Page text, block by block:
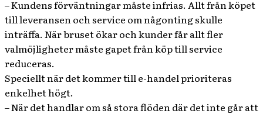
– Kundens förväntningar måste infrias. Allt från köpet
till leveransen och service om någonting skulle
inträffa. När bruset ökar och kunder får allt fler
valmöjligheter måste gapet från köp till service
reduceras.
Speciellt när det kommer till e-handel prioriteras
enkelhet högt.
– När det handlar om så stora flöden där det inte går att